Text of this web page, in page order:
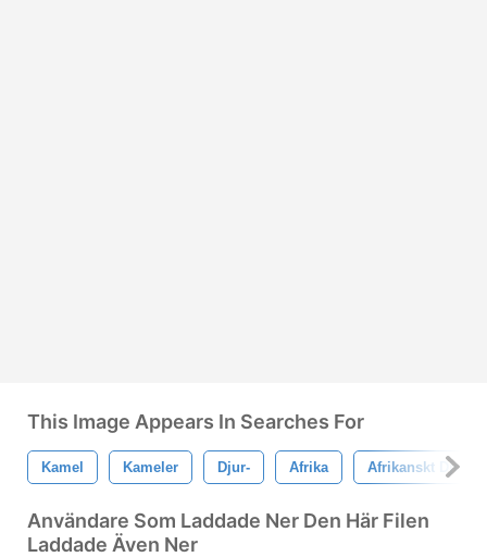
This Image Appears In Searches For
Kamel Kameler Djur- Afrika Afrikanskt Djur
Användare Som Laddade Ner Den Här Filen
Laddade Även Ner